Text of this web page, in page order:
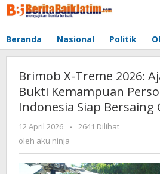
Lewati
ke
Beranda Nasional Politik
Brimob X-Treme 2026:
Bukti Kemampuan
Indonesia Siap Bersaing
12 April 2026
oleh
-
2641 Dilihat
oleh aku ninja